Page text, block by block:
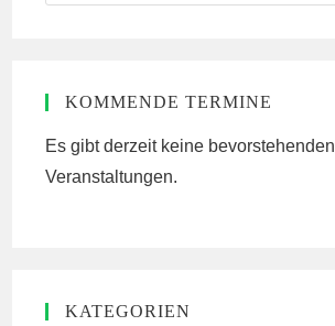
KOMMENDE TERMINE
Es gibt derzeit keine bevorstehenden
Veranstaltungen.
KATEGORIEN